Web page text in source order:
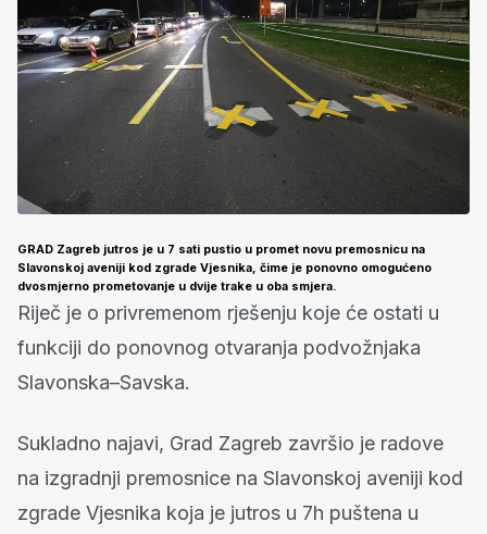
GRAD Zagreb jutros je u 7 sati pustio u promet novu premosnicu na
Slavonskoj aveniji kod zgrade Vjesnika, čime je ponovno omogućeno
dvosmjerno prometovanje u dvije trake u oba smjera.
Riječ je o privremenom rješenju koje će ostati u
funkciji do ponovnog otvaranja podvožnjaka
Slavonska–Savska.
Sukladno najavi, Grad Zagreb završio je radove
na izgradnji premosnice na Slavonskoj aveniji kod
zgrade Vjesnika koja je jutros u 7h puštena u